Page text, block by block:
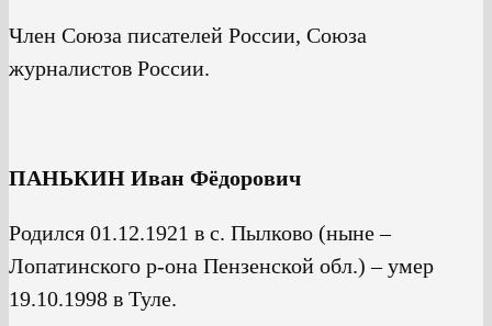
Член Союза писателей России, Союза
журналистов России.
ПАНЬКИН Иван Фёдорович
Родился 01.12.1921 в с. Пылково (ныне –
Лопатинского р-она Пензенской обл.) – умер
19.10.1998 в Туле.